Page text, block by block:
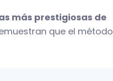
más prestigiosas de
que el método